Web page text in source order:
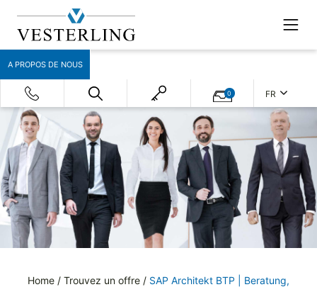
A PROPOS DE NOUS
0 FR
Home / Trouvez un offre / SAP Architekt BTP | Beratung,